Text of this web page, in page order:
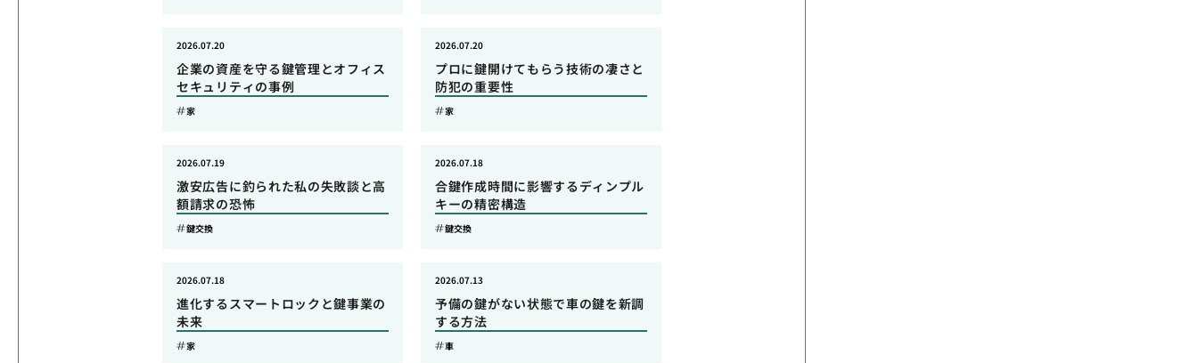
企業の資産を守る鍵管理とオフィス
セキュリティの事例
2026.07.20
家
プロに鍵開けてもらう技術の凄さと
防犯の重要性
2026.07.20
家
激安広告に釣られた私の失敗談と高
額請求の恐怖
2026.07.19
鍵交換
合鍵作成時間に影響するディンプル
キーの精密構造
2026.07.18
鍵交換
進化するスマートロックと鍵事業の
未来
2026.07.18
家
予備の鍵がない状態で車の鍵を新調
する方法
2026.07.13
車